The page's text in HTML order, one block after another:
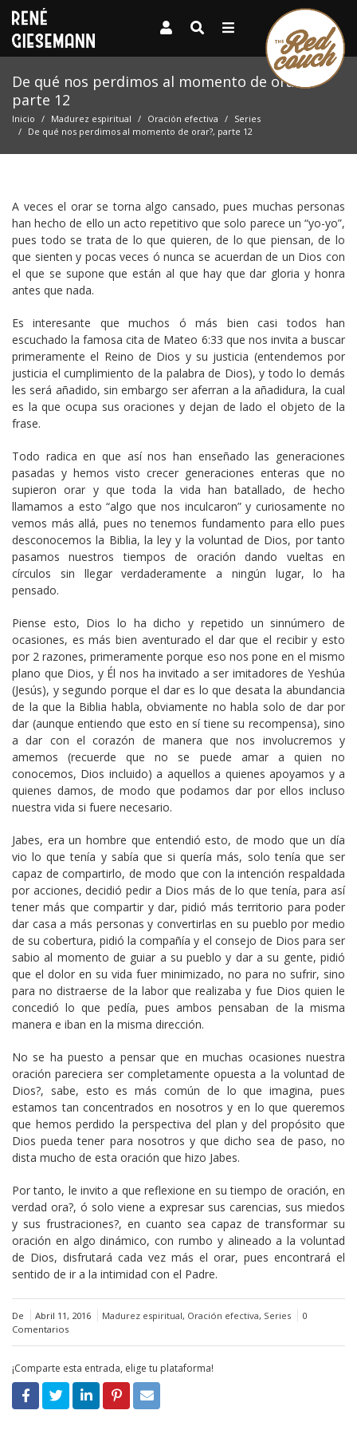
De qué nos perdimos al momento de orar?,
parte 12
Inicio Madurez espiritual Oración efectiva
Series
De qué nos perdimos al momento de orar?, parte 12
A veces el orar se torna algo cansado, pues muchas personas
han hecho de ello un acto repetitivo que solo parece un “yo-yo”,
pues todo se trata de lo que quieren, de lo que piensan, de lo
que sienten y pocas veces ó nunca se acuerdan de un Dios con
el que se supone que están al que hay que dar gloria y honra
antes que nada.
Es interesante que muchos ó más bien casi todos han
escuchado la famosa cita de Mateo 6:33 que nos invita a buscar
primeramente el Reino de Dios y su justicia (entendemos por
justicia el cumplimiento de la palabra de Dios), y todo lo demás
les será añadido, sin embargo ser aferran a la añadidura, la cual
es la que ocupa sus oraciones y dejan de lado el objeto de la
frase.
Todo radica en que así nos han enseñado las generaciones
pasadas y hemos visto crecer generaciones enteras que no
supieron orar y que toda la vida han batallado, de hecho
llamamos a esto “algo que nos inculcaron” y curiosamente no
vemos más allá, pues no tenemos fundamento para ello pues
desconocemos la Biblia, la ley y la voluntad de Dios, por tanto
pasamos nuestros tiempos de oración dando vueltas en
círculos sin llegar verdaderamente a ningún lugar, lo ha
pensado.
Piense esto, Dios lo ha dicho y repetido un sinnúmero de
ocasiones, es más bien aventurado el dar que el recibir y esto
por 2 razones, primeramente porque eso nos pone en el mismo
plano que Dios, y Él nos ha invitado a ser imitadores de Yeshúa
(Jesús), y segundo porque el dar es lo que desata la abundancia
de la que la Biblia habla, obviamente no habla solo de dar por
dar (aunque entiendo que esto en sí tiene su recompensa), sino
a dar con el corazón de manera que nos involucremos y
amemos (recuerde que no se puede amar a quien no
conocemos, Dios incluido) a aquellos a quienes apoyamos y a
quienes damos, de modo que podamos dar por ellos incluso
nuestra vida si fuere necesario.
Jabes, era un hombre que entendió esto, de modo que un día
vio lo que tenía y sabía que si quería más, solo tenía que ser
capaz de compartirlo, de modo que con la intención respaldada
por acciones, decidió pedir a Dios más de lo que tenía, para así
tener más que compartir y dar, pidió más territorio para poder
dar casa a más personas y convertirlas en su pueblo por medio
de su cobertura, pidió la compañía y el consejo de Dios para ser
sabio al momento de guiar a su pueblo y dar a su gente, pidió
que el dolor en su vida fuer minimizado, no para no sufrir, sino
para no distraerse de la labor que realizaba y fue Dios quien le
concedió lo que pedía, pues ambos pensaban de la misma
manera e iban en la misma dirección.
No se ha puesto a pensar que en muchas ocasiones nuestra
oración pareciera ser completamente opuesta a la voluntad de
Dios?, sabe, esto es más común de lo que imagina, pues
estamos tan concentrados en nosotros y en lo que queremos
que hemos perdido la perspectiva del plan y del propósito que
Dios pueda tener para nosotros y que dicho sea de paso, no
dista mucho de esta oración que hizo Jabes.
Por tanto, le invito a que reflexione en su tiempo de oración, en
verdad ora?, ó solo viene a expresar sus carencias, sus miedos
y sus frustraciones?, en cuanto sea capaz de transformar su
oración en algo dinámico, con rumbo y alineado a la voluntad
de Dios, disfrutará cada vez más el orar, pues encontrará el
sentido de ir a la intimidad con el Padre.
De Abril 11, 2016 Madurez espiritual, Oración efectiva, Series
0
Comentarios
¡Comparte esta entrada, elige tu plataforma!